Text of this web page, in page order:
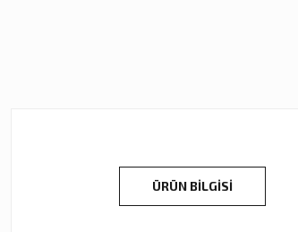
ÜRÜN BILGISI